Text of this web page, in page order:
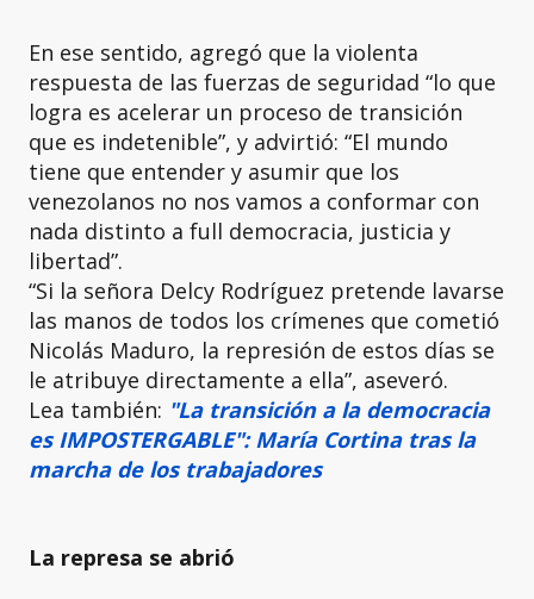
En ese sentido, agregó que la violenta
respuesta de las fuerzas de seguridad “lo que
logra es acelerar un proceso de transición
que es indetenible”, y advirtió: “El mundo
tiene que entender y asumir que los
venezolanos no nos vamos a conformar con
nada distinto a full democracia, justicia y
libertad”.
“Si la señora Delcy Rodríguez pretende lavarse
las manos de todos los crímenes que cometió
Nicolás Maduro, la represión de estos días se
le atribuye directamente a ella”, aseveró.
Lea también: "La transición a la democracia
es IMPOSTERGABLE": María Cortina tras la
marcha de los trabajadores
La represa se abrió